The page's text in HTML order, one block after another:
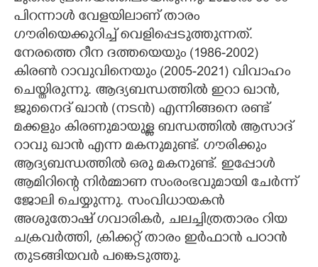
പിറന്നാൾ വേളയിലാണ് താരം
ഗൗരിയെക്കുറിച്ച് വെളിപ്പെടുത്തുന്നത്.
നേരത്തെ റീന ദത്തയെയും (1986-2002)
കിരൺ റാവുവിനെയും (2005-2021) വിവാഹം
ചെയ്തിരുന്നു. ആദ്യബന്ധത്തിൽ ഇറാ ഖാൻ,
ജുനൈദ് ഖാൻ (നടൻ) എന്നിങ്ങനെ രണ്ട്
മക്കളും കിരണുമായുള്ള ബന്ധത്തിൽ ആസാദ്
റാവു ഖാൻ എന്ന മകനുമുണ്ട്. ഗൗരിക്കും
ആദ്യബന്ധത്തിൽ ഒരു മകനുണ്ട്. ഇപ്പോൾ
ആമിറിന്റെ നിർമ്മാണ സംരംഭവുമായി ചേർന്ന്
ജോലി ചെയ്യുന്നു. സംവിധായകൻ
അശുതോഷ് ഗവാരികർ, ചലച്ചിത്രതാരം റിയ
ചക്രവർത്തി, ക്രിക്കറ്റ് താരം ഇർഫാൻ പഠാൻ
തുടങ്ങിയവർ പങ്കെടുത്തു.